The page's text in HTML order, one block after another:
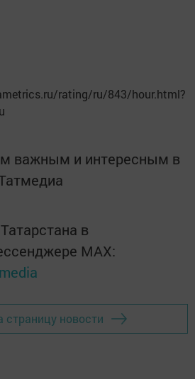
rating/ru/843/hour.html?
важным и интересным в
в
MАХ:
страницу новости